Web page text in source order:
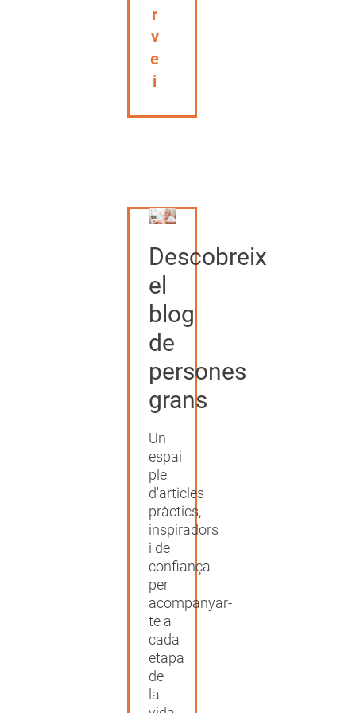
r
v
e
i
Descobreix
el
blog
de
persones
grans
Un
espai
ple
d'articles
pràctics,
inspiradors
i de
confiança
per
acompanyar-
te a
cada
etapa
de
la